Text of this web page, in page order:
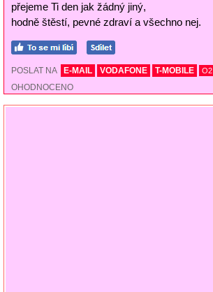
přejeme Ti den jak žádný jiný,
hodně štěstí, pevné zdraví a všechno nej.
POSLAT NA E-MAIL VODAFONE T-MOBILE O2
OHODNOCENO